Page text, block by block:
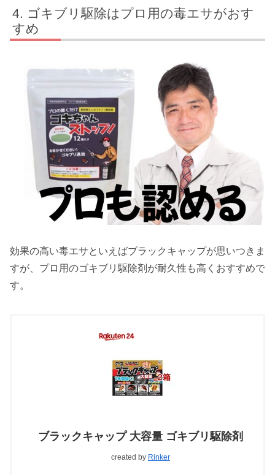
ゴキブリ駆除はプロ用の毒エサがおす
すめ
効果の高い毒エサといえばブラックキャップが思いつきま
すが、プロ用のゴキブリ駆除剤が耐久性も高くおすすめで
す。
ブラックキャップ 大容量 ゴキブリ駆除剤
created by Rinker